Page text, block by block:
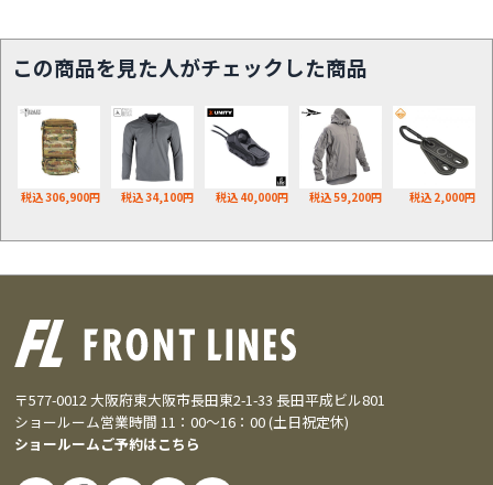
この商品を見た人がチェックした商品
税込 306,900円 税込 34,100円 税込 40,000円 税込 59,200円 税込 2,000円
〒577-0012 大阪府東大阪市長田東2-1-33 長田平成ビル801
ショールーム営業時間 11：00～16：00 (土日祝定休)
ショールームご予約はこちら